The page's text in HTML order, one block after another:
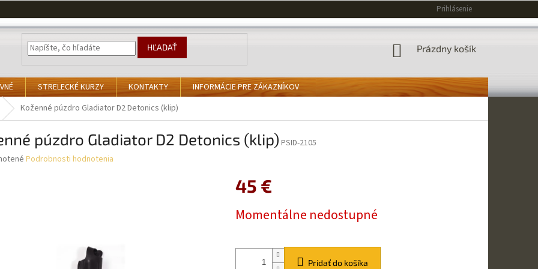
Prihlásenie
HĽADAŤ
NÁKUPNÝ
Prázdny košík
STRELECKÉ KURZY KONTAKTY
INFORMÁCIE PRE ZÁKAZNÍKOV
Koženné púzdro Gladiator D2 Detonics (klip)
púzdro Gladiator D2 Detonics (klip) PSID-2105
Podrobnosti hodnotenia
45 €
cena:
Momentálne nedostupné
Pridať do košíka